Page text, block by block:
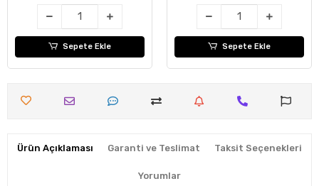
Sepete Ekle Sepete Ekle
Ürün Açıklaması Garanti ve Teslimat Taksit Seçenekleri
Yorumlar